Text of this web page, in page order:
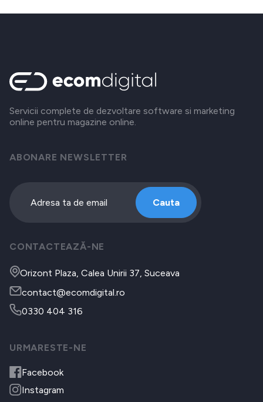
Servicii complete de dezvoltare software si marketing
online pentru magazine online.
ABONARE NEWSLETTER
Cauta
CONTACTEAZĂ-NE
Orizont Plaza, Calea Unirii 37, Suceava
contact@ecomdigital.ro
0330 404 316
URMARESTE-NE
Facebook
Instagram